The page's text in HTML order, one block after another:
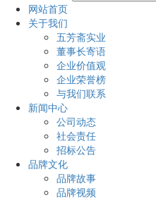
网站首页
关于我们
五芳斋实业
董事长寄语
企业价值观
企业荣誉榜
与我们联系
新闻中心
公司动态
社会责任
招标公告
品牌文化
品牌故事
品牌视频